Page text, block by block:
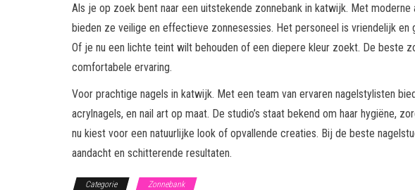
Als je op zoek bent naar een uitstekende zonnebank in katwijk. Met moderne
bieden ze veilige en effectieve zonnesessies. Het personeel is vriendelijk
Of je nu een lichte teint wilt behouden of een diepere kleur zoekt. De beste
comfortabele ervaring.
Voor prachtige nagels in katwijk. Met een team van ervaren nagelstylisten
acrylnagels, en nail art op maat. De studio’s staat bekend om haar hygiëne,
nu kiest voor een natuurlijke look of opvallende creaties. Bij de beste
aandacht en schitterende resultaten.
Categorie Zonnebank